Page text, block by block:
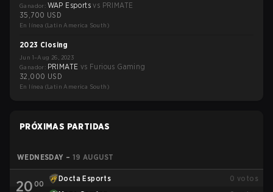
Ganador: WAP Esports vs PRIMATE
35,700 USD
En línea (Latin America South)
2023 Closing
Jun 1–Aug 26, 2023
Ganador: PRIMATE vs Furious Gaming
32,000 USD
En línea (Latin America South)
PRÓXIMAS PARTIDAS
WEDNESDAY – 19 AUGUST
20 00
Docta Esports 0 votos